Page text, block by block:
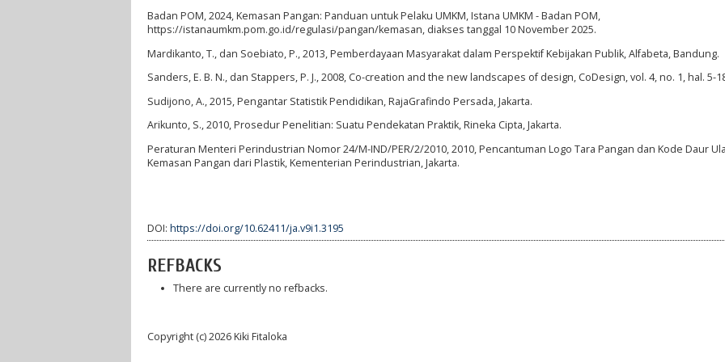
Badan POM, 2024, Kemasan Pangan: Panduan untuk Pelaku UMKM, Istana UMKM - Badan POM,
https://istanaumkm.pom.go.id/regulasi/pangan/kemasan, diakses tanggal 10 November 2025.
Mardikanto, T., dan Soebiato, P., 2013, Pemberdayaan Masyarakat dalam Perspektif Kebijakan Publik, Alfabeta, Bandung.
Sanders, E. B. N., dan Stappers, P. J., 2008, Co-creation and the new landscapes of design, CoDesign, vol. 4, no. 1, hal. 5-
Sudijono, A., 2015, Pengantar Statistik Pendidikan, RajaGrafindo Persada, Jakarta.
Arikunto, S., 2010, Prosedur Penelitian: Suatu Pendekatan Praktik, Rineka Cipta, Jakarta.
Peraturan Menteri Perindustrian Nomor 24/M-IND/PER/2/2010, 2010, Pencantuman Logo Tara Pangan dan Kode Daur
Kemasan Pangan dari Plastik, Kementerian Perindustrian, Jakarta.
DOI: https://doi.org/10.62411/ja.v9i1.3195
REFBACKS
There are currently no refbacks.
Copyright (c) 2026 Kiki Fitaloka